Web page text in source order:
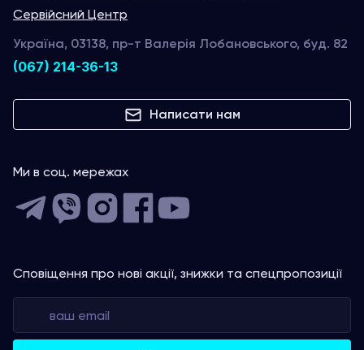
Сервійсний Центр
Україна, 03138, пр-т Валерія Лобановського, буд. 82
(067) 214-36-13
Написати нам
Ми в соц. мережах
Сповіщення про нові акції, знижки та спецпропозиції